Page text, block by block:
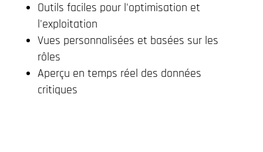
Outils faciles pour l'optimisation et
l'exploitation
Vues personnalisées et basées sur les
rôles
Aperçu en temps réel des données
critiques